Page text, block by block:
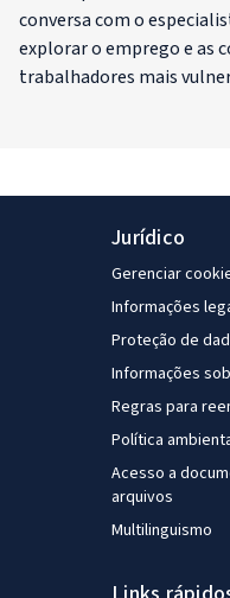
conversa com o
explorar o emprego e as
trabalhadores mais
Jurídico
Gerenciar
Informações
Proteção de
Informações
Regras para
Política
Acesso a
arquivos
Multilinguismo